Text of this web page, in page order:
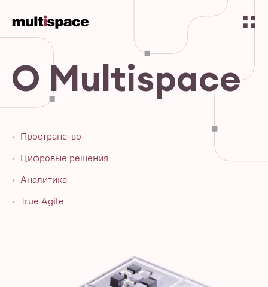
О Multispace
Пространство
Цифровые решения
Аналитика
True Agile